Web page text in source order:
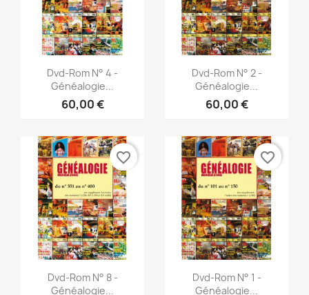
Vista rápida
Dvd-Rom N° 4 -
Généalogie...
60,00 €
Vista rápida
Dvd-Rom N° 2 -
Généalogie...
60,00 €
Vista rápida
Dvd-Rom N° 8 -
Généalogie...
favorite_border
Vista rápida
Dvd-Rom N° 1 -
Généalogie...
favorite_border